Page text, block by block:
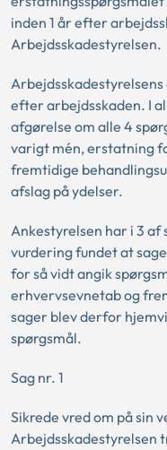
inden 1 år efter
Arbejdsskadestyrelsen.
efter arbejdsskaden. I
afgørelse om alle 4
varigt mén, erstatning
fremtidige
afslag på ydelser.
Ankestyrelsen har i 3
vurdering fundet at
for så vidt angik
erhvervsevnetab og
sager blev derfor
spørgsmål.
Sag nr. 1
Sikrede vred om på sin
Arbejdsskadestyrelsen